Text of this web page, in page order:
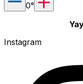
0°
Instagram